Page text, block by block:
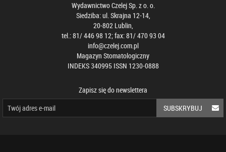
Wydawnictwo Czelej Sp. z o. o.
Siedziba: ul. Skrajna 12-14,
20-802 Lublin,
tel.: 81/ 446 98 12; fax: 81/ 470 93 04
info@czelej.com.pl
Magazyn Stomatologiczny
INDEKS 340995 ISSN 1230-0888
Zapisz się do newslettera
SUBSKRYBUJ